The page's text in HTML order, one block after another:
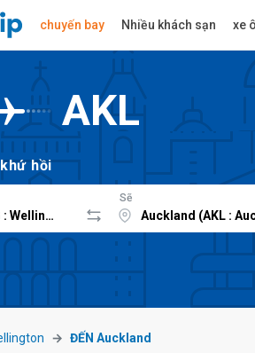
chuyến bay Nhiều khách sạn xe
AKL
khứ hồi
Sẽ
ĐẾN Auckland